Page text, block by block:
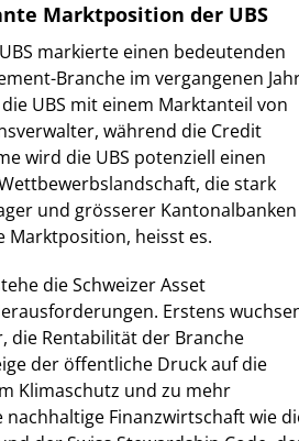
Marktposition der UBS
markierte einen bedeutenden
Branche im vergangenen
UBS mit einem Marktanteil von
während die Credit
wird die UBS potenziell einen
die stark
und grösserer Kantonalbanken
heisst es.
die Schweizer Asset
Erstens
die Rentabilität der Branche
der öffentliche Druck auf die
Klimaschutz und zu mehr
Finanzwirtschaft wie